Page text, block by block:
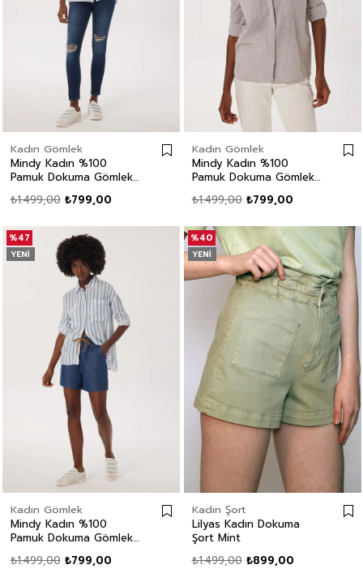
Kadın Gömlek
Mindy Kadın %100
Pamuk Dokuma Gömlek
₺799,00
₺1.499,00
Kadın Gömlek
Mindy Kadın %100
Pamuk Dokuma Gömlek
₺799,00
₺1.499,00
Kadın Gömlek
Mindy Kadın %100
Pamuk Dokuma Gömlek
₺799,00
₺1.499,00
%47
YENI
Kadın Şort
Lilyas Kadın Dokuma
Şort Mint
₺899,00
₺1.499,00
%40
YENI